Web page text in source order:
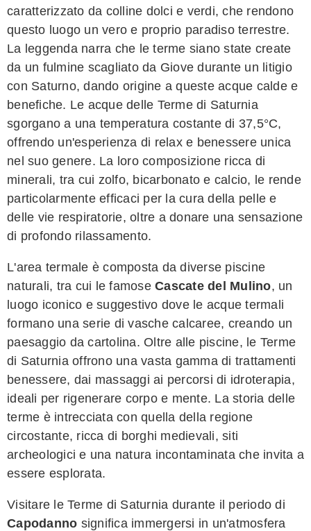
caratterizzato da colline dolci e verdi, che rendono
questo luogo un vero e proprio paradiso terrestre.
La leggenda narra che le terme siano state create
da un fulmine scagliato da Giove durante un litigio
con Saturno, dando origine a queste acque calde e
benefiche. Le acque delle Terme di Saturnia
sgorgano a una temperatura costante di 37,5°C,
offrendo un'esperienza di relax e benessere unica
nel suo genere. La loro composizione ricca di
minerali, tra cui zolfo, bicarbonato e calcio, le rende
particolarmente efficaci per la cura della pelle e
delle vie respiratorie, oltre a donare una sensazione
di profondo rilassamento.
L'area termale è composta da diverse piscine
naturali, tra cui le famose Cascate del Mulino, un
luogo iconico e suggestivo dove le acque termali
formano una serie di vasche calcaree, creando un
paesaggio da cartolina. Oltre alle piscine, le Terme
di Saturnia offrono una vasta gamma di trattamenti
benessere, dai massaggi ai percorsi di idroterapia,
ideali per rigenerare corpo e mente. La storia delle
terme è intrecciata con quella della regione
circostante, ricca di borghi medievali, siti
archeologici e una natura incontaminata che invita a
essere esplorata.
Visitare le Terme di Saturnia durante il periodo di
Capodanno significa immergersi in un'atmosfera